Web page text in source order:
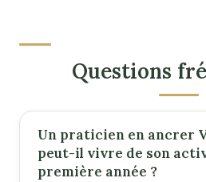
Questions
Un praticien en ancrer
peut-il vivre de son
première année ?